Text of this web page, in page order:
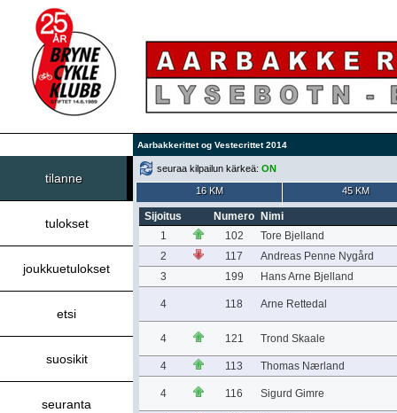
Aarbakkerittet og Vestecrittet 2014
tilanne
tulokset
joukkuetulokset
etsi
suosikit
seuranta
seuraa kilpailun kärkeä: ON
16 KM 45 KM
Sijoitus Numero
Nimi
1
102
Tore Bjelland
2
117
Andreas Penne Nygård
3
199 Hans Arne Bjelland
4 118 Arne Rettedal
4 121 Trond Skaale
4 113 Thomas Nærland
4 116 Sigurd Gimre